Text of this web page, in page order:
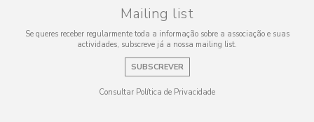
Mailing list
Se queres receber regularmente toda a informação sobre a associação e suas
actividades, subscreve já a nossa mailing list.
SUBSCREVER
Consultar Política de Privacidade